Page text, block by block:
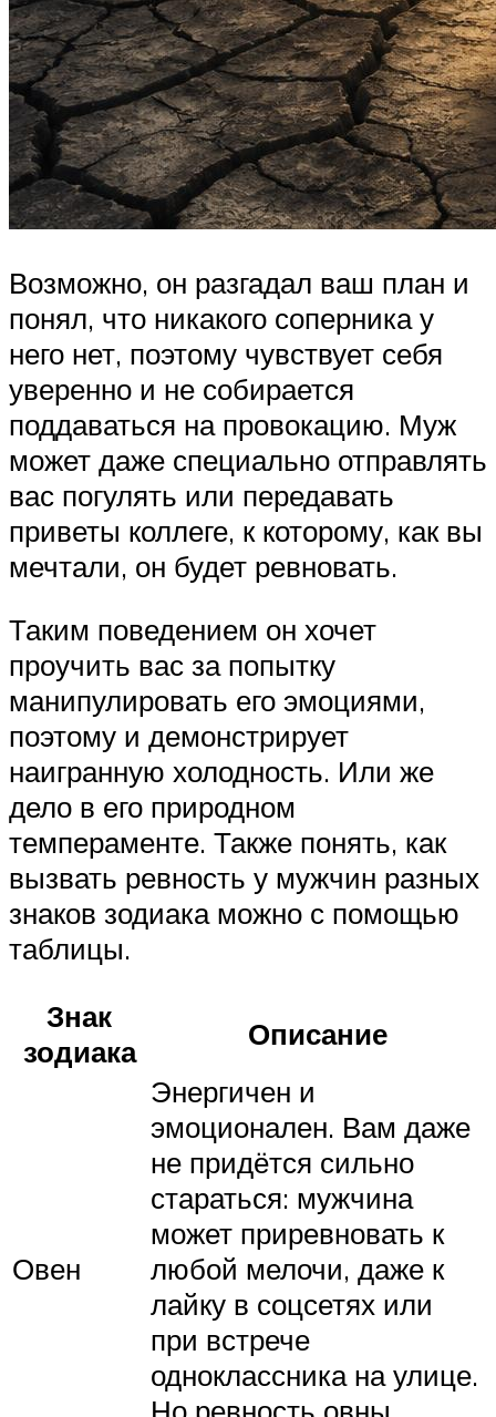
Возможно, он разгадал ваш план и
понял, что никакого соперника у
него нет, поэтому чувствует себя
уверенно и не собирается
поддаваться на провокацию. Муж
может даже специально отправлять
вас погулять или передавать
приветы коллеге, к которому, как вы
мечтали, он будет ревновать.
Таким поведением он хочет
проучить вас за попытку
манипулировать его эмоциями,
поэтому и демонстрирует
наигранную холодность. Или же
дело в его природном
темпераменте. Также понять, как
вызвать ревность у мужчин разных
знаков зодиака можно с помощью
таблицы.
Знак
зодиака
Описание
Овен
Энергичен и
эмоционален. Вам даже
не придётся сильно
стараться: мужчина
может приревновать к
любой мелочи, даже к
лайку в соцсетях или
при встрече
одноклассника на улице.